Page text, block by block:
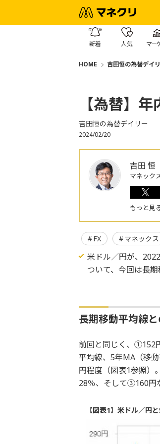
新着 人気 マー
HOME 吉田恒の為替デイ
【為替】
吉田恒の為替デイリー
2024/02/20
吉田 恒
マネック
もっと見
FX マネックス
米ドル／円が、
ついて、今回は長
長期移動平均線
前回と同じく、①152
平均線、5年MA（移
円程度（図表1参照）
28％、そして③160円
【図表1】米ドル／円